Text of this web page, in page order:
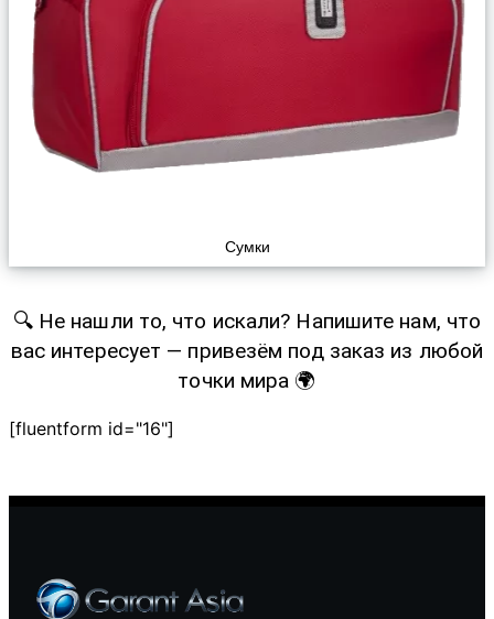
Сумки
🔍 Не нашли то, что искали? Напишите нам, что
вас интересует — привезём под заказ из любой
точки мира 🌍
[fluentform id="16"]